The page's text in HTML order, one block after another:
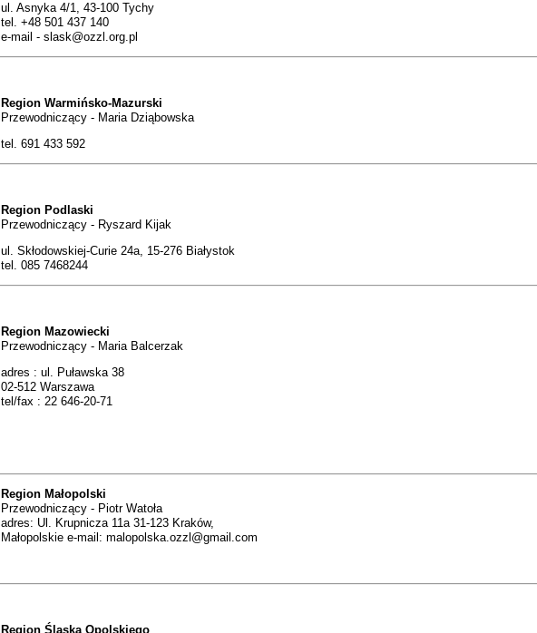
ul. Asnyka 4/1, 43-100 Tychy
tel. +48 501 437 140
e-mail -slask@ozzl.org.pl
Region Warmińsko-Mazurski
Przewodniczący - Maria Dziąbowska
tel. 691 433 592
Region Podlaski
Przewodniczący - Ryszard Kijak
ul. Skłodowskiej-Curie 24a, 15-276 Białystok
tel. 085 7468244
Region Mazowiecki
Przewodniczący - Maria Balcerzak
adres : ul. Puławska 38
02-512 Warszawa
tel/fax : 22 646-20-71
Region Małopolski
Przewodniczący - Piotr Watoła
adres: Ul. Krupnicza 11a 31-123 Kraków,
Małopolskie e-mail:malopolska.ozzl@gmail.com
Region Śląska Opolskiego